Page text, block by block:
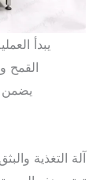
يبدأ
القمح
يضمن
آلة التغذية والبثق